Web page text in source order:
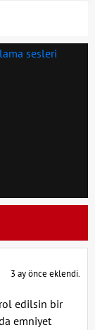
3 ay önce eklendi.
edilsin bir
emniyet